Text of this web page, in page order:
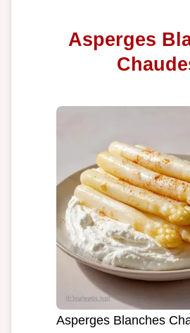
Asperges
Asperges Blanches